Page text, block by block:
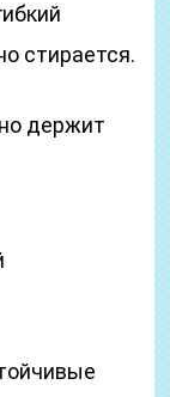
стирается.
держит